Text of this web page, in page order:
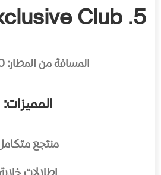
5. Aurum Exclusive Club
المسافة من المطار: 10 دقائق
المميزات:
منتجع